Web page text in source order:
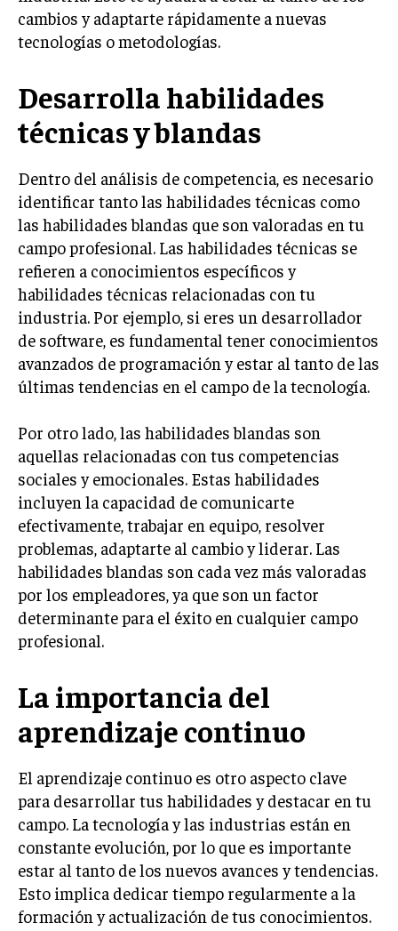
GESTIÓN DE MARCA
INVESTIGACIÓN DE MERCADO
INNOVACIÓN EMPRESARIAL
GESTIÓN DEL CAMBIO
LIDERAZGO
HABILIDADES DIRECTIVAS
EMPRENDIMIENTO
PLANIFICACIÓN EMPRESARIAL
FINANZAS
GESTIÓN DE RECURSOS FINANCIEROS
INVERSIONES Y MERCADOS FINANCIEROS
CONTABILIDAD EMPRESARIAL
ECONOMÍA EMPRESARIAL
INTERNACIONAL
NEGOCIOS INTERNACIONALES
COMERCIO INTERNACIONAL
IMPORTACIÓN Y EXPORTACIÓN
ALIANZAS ESTRATÉGICAS
TECNOLOGIA
SOSTENIBILIDAD Y MEDIO AMBIENTE
GESTIÓN DE LA INNOVACIÓN TECNOLÓGICA
TRANSFORMACIÓN DIGITAL
ANALÍTICA EMPRESARIAL Y BUSINESS
INTELLIGENCE
cambios y adaptarte rápidamente a nuevas
tecnologías o metodologías.
Desarrolla habilidades
técnicas y blandas
Dentro del análisis de competencia, es necesario
identificar tanto las habilidades técnicas como
las habilidades blandas que son valoradas en tu
campo profesional. Las habilidades técnicas se
refieren a conocimientos específicos y
habilidades técnicas relacionadas con tu
industria. Por ejemplo, si eres un desarrollador
de software, es fundamental tener conocimientos
avanzados de programación y estar al tanto de las
últimas tendencias en el campo de la tecnología.
Por otro lado, las habilidades blandas son
aquellas relacionadas con tus competencias
sociales y emocionales. Estas habilidades
incluyen la capacidad de comunicarte
efectivamente, trabajar en equipo, resolver
problemas, adaptarte al cambio y liderar. Las
habilidades blandas son cada vez más valoradas
por los empleadores, ya que son un factor
determinante para el éxito en cualquier campo
profesional.
La importancia del
aprendizaje continuo
El aprendizaje continuo es otro aspecto clave
para desarrollar tus habilidades y destacar en tu
campo. La tecnología y las industrias están en
constante evolución, por lo que es importante
estar al tanto de los nuevos avances y tendencias.
Esto implica dedicar tiempo regularmente a la
formación y actualización de tus conocimientos.